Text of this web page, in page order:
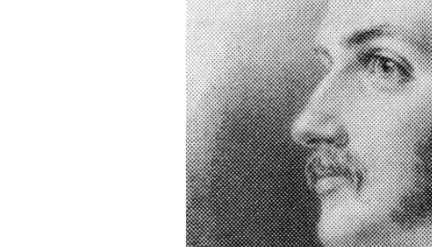
FONTANE-
LEBENSSTATIONEN
FONTANE-ORTE
FONTANE-PROJEKTE